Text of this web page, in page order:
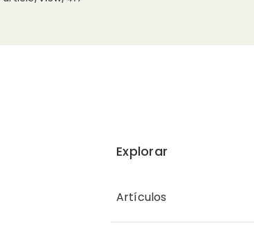
Explorar
Artículos